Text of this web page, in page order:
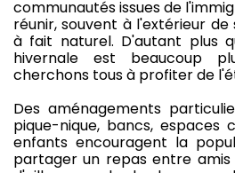
communautés issues de
réunir, souvent à l'extérieur
à fait naturel. D'autant plus
hivernale est beaucoup
cherchons tous à profiter de
Des aménagements
pique-nique, bancs, espaces
enfants encouragent la
partager un repas entre